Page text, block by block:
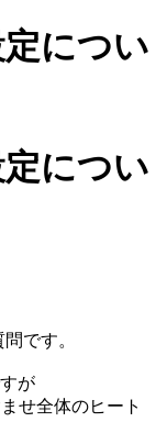
につい
につい
です。
が
せ全体のヒート